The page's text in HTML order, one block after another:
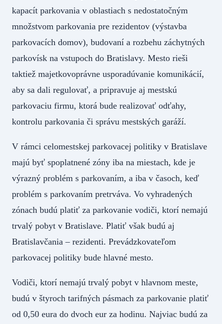
kapacít parkovania v oblastiach s nedostatočným
množstvom parkovania pre rezidentov (výstavba
parkovacích domov), budovaní a rozbehu záchytných
parkovísk na vstupoch do Bratislavy. Mesto rieši
taktiež majetkovoprávne usporadúvanie komunikácií,
aby sa dali regulovať, a pripravuje aj mestskú
parkovaciu firmu, ktorá bude realizovať odťahy,
kontrolu parkovania či správu mestských garáží.
V rámci celomestskej parkovacej politiky v Bratislave
majú byť spoplatnené zóny iba na miestach, kde je
výrazný problém s parkovaním, a iba v časoch, keď
problém s parkovaním pretrváva. Vo vyhradených
zónach budú platiť za parkovanie vodiči, ktorí nemajú
trvalý pobyt v Bratislave. Platiť však budú aj
Bratislavčania – rezidenti. Prevádzkovateľom
parkovacej politiky bude hlavné mesto.
Vodiči, ktorí nemajú trvalý pobyt v hlavnom meste,
budú v štyroch tarifných pásmach za parkovanie platiť
od 0,50 eura do dvoch eur za hodinu. Najviac budú za